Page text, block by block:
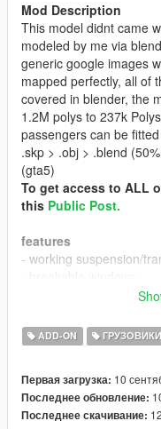
Mod Description
This model didnt came
modeled by me via
generic google images
mapped perfectly, all of
covered in blender, the
1.2M polys to 237k
passengers can be
.skp > .obj > .blend
(gta5)
To get access to ALL
this Public Post.
features
- working suspension/
- hq
- great handling
Bugs
- the bed collision has
- seats does'nt have any
ADD-ON ГРУЗОВИКИ
Первая загрузка: 10
Последнее обновление:
Последнее скачивание: